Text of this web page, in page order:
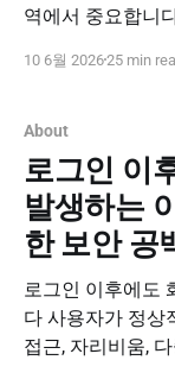
역에서 중요합니
보안 관점이 필요
루션입니다. 도입 문의하기 PNPSECURE · FaceLocker ·
Security
10 6월 202625 min
About
로그인 이
발생하는
한 보안 공
로그인 이후에도
다 사용자가 정상적으로 로그인했더라도 화면 촬영, 타인
접근, 자리비움,